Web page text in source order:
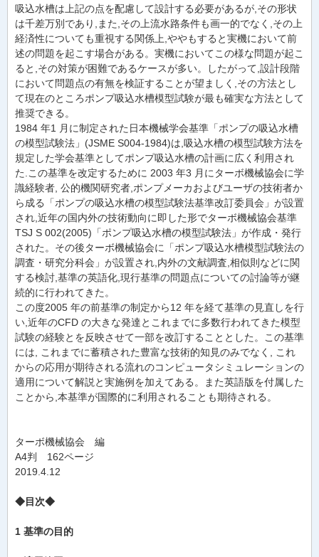
吸込水槽は上記の点を配慮して設計する必要があるが,その形状
は千差万別であり,また,その上流水路条件も画一的でなく,その上
経済性についても重視する関係上,ややもすると実機において前
述の問題を起こす場合がある。実機においてこの様な問題が起こ
ると,その対策が困難であるケースが多い。したがって,設計段階
において問題点の有無を検証することが望ましく,その方法とし
て現在のところポンプ吸込水槽模型試験が最も確実な方法として
推奨できる。
1984 年1 月に制定された日本機械学会基準「ポンプの吸込水槽
の模型試験法」(JSME S004-1984)は,吸込水槽の模型試験方法を
規定した学会基準としてポンプ吸込水槽の計画に広く利用され
た.この基準を改定するために 2003 年3 月にターボ機械協会に学
識経験者, 公的機関研究者,ポンプメーカおよびユーザの技術者か
ら成る「ポンプの吸込水槽の模型試験法基準改訂委員会」が設置
され,近年の国内外の技術動向に即した形でターボ機械協会基準
TSJ S 002(2005)「ポンプ吸込水槽の模型試験法」が作成・発行
された。その後ターボ機械協会に「ポンプ吸込水槽模型試験法の
調査・研究分科会」が設置され,内外の文献調査,相似則などに関
する検討,基準の英語化,現行基準の問題点についての討論等が継
続的に行われてきた。
この度2005 年の前基準の制定から12 年を経て基準の見直しを行
い,近年のCFD の大きな発達とこれまでに多数行われてきた模型
試験の経験とを反映させて一部を改訂することとした。この基準
には, これまでに蓄積された豊富な技術的知見のみでなく, これ
からの応用が期待される流れのコンピュータシミュレーションの
適用について解説と実施例を加えてある。また英語版を付属した
ことから,本基準が国際的に利用されることも期待される。
ターボ機械協会 編
A4判 162ページ
2019.4.12
◆目次◆
1 基準の目的